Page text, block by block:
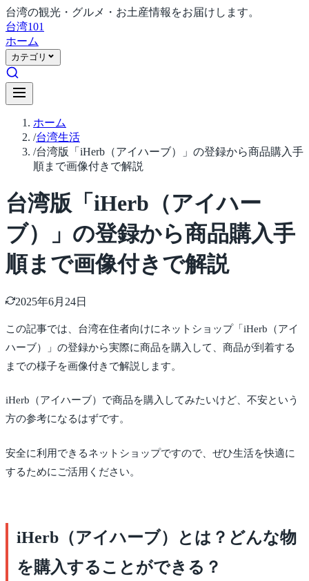
台湾の観光・グルメ・お土産情報をお届けします。
台湾101
ホーム
カテゴリ
ホーム
/台湾生活
/台湾版「iHerb（アイハーブ）」の登録から商品購入手
順まで画像付きで解説
台湾版「iHerb（アイハー
ブ）」の登録から商品購入手
順まで画像付きで解説
2025年6月24日
この記事では、台湾在住者向けにネットショップ「iHerb（アイ
ハーブ）」の登録から実際に商品を購入して、商品が到着する
までの様子を画像付きで解説します。
iHerb（アイハーブ）で商品を購入してみたいけど、不安という
方の参考になるはずです。
安全に利用できるネットショップですので、ぜひ生活を快適に
するためにご活用ください。
iHerb（アイハーブ）とは？どんな物
を購入することができる？